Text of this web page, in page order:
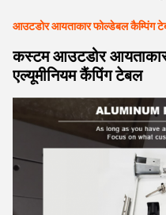
आउटडोर आयताकार फोल्डेबल कैम्पिंग
कस्टम आउटडोर आयताकार
एल्यूमीनियम कैंपिंग टेबल